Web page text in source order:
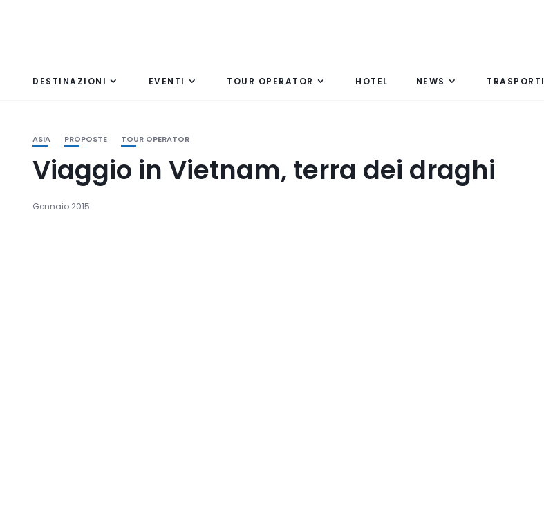
DESTINAZIONI EVENTI TOUR OPERATOR HOTEL NEWS TRASPORTI
ASIA PROPOSTE TOUR OPERATOR
Viaggio in Vietnam, terra dei draghi
Gennaio 2015